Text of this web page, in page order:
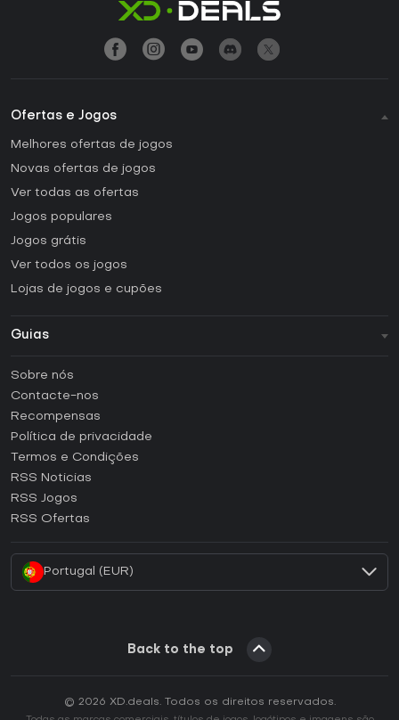
Ofertas e Jogos
Melhores ofertas de jogos
Novas ofertas de jogos
Ver todas as ofertas
Jogos populares
Jogos grátis
Ver todos os jogos
Lojas de jogos e cupões
Guias
Como ativar uma CD Key Steam?
Como ativar uma CD Key Epic Games?
Como ativar uma CD Key GOG?
Como ativar uma CD Key Ubisoft Connect?
Sobre nós
Contacte-nos
Recompensas
Política de privacidade
Termos e Condições
RSS Noticias
RSS Jogos
RSS Ofertas
Portugal (EUR)
Back to the top
© 2026 XD.deals. Todos os direitos reservados.